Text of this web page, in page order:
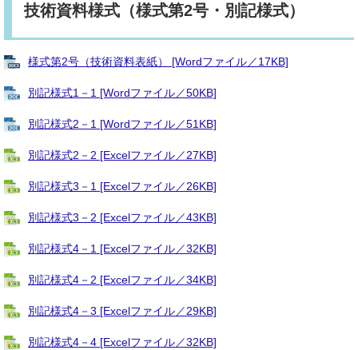
技術資料様式（様式第2号・別記様式）
様式第2号（技術資料表紙） [Wordファイル／17KB]
別記様式1－1 [Wordファイル／50KB]
別記様式2－1 [Wordファイル／51KB]
別記様式2－2 [Excelファイル／27KB]
別記様式3－1 [Excelファイル／26KB]
別記様式3－2 [Excelファイル／43KB]
別記様式4－1 [Excelファイル／32KB]
別記様式4－2 [Excelファイル／34KB]
別記様式4－3 [Excelファイル／29KB]
別記様式4－4 [Excelファイル／32KB]